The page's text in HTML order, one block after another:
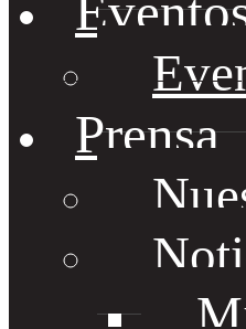
Prensa